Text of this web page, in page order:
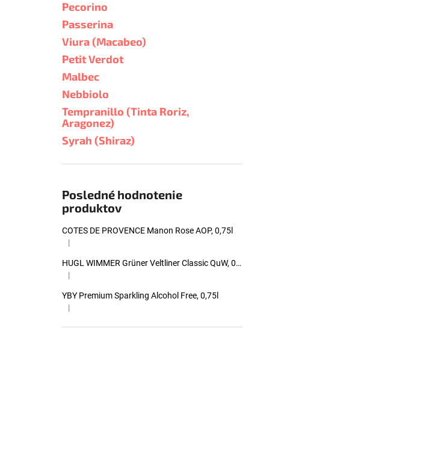
Pecorino
Passerina
Viura (Macabeo)
Petit Verdot
Malbec
Nebbiolo
Tempranillo (Tinta Roriz,
Aragonez)
Syrah (Shiraz)
Posledné hodnotenie
produktov
COTES DE PROVENCE Manon Rose AOP, 0,75l
Hodnotenie produktu je 5 z 5 hviezdičiek.
|
HUGL WIMMER Grüner Veltliner Classic QuW, 0,75l
Hodnotenie produktu je 5 z 5 hviezdičiek.
|
YBY Premium Sparkling Alcohol Free, 0,75l
Hodnotenie produktu je 5 z 5 hviezdičiek.
|